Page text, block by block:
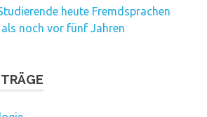
heute Fremdsprachen
noch vor fünf Jahren